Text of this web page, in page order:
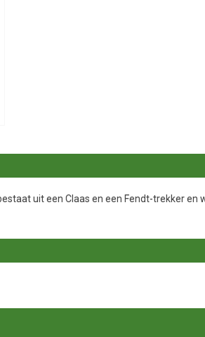
uit een Claas en een Fendt-trekker en